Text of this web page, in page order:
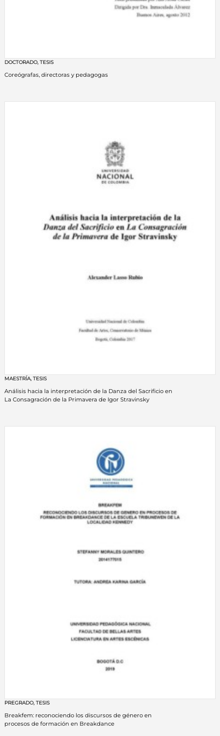
DOCTORADO, TESIS
Coreógrafas, directoras y pedagogas
MAESTRÍA, TESIS
Análisis hacia la interpretación de la Danza del Sacrificio en
La Consagración de la Primavera de Igor Stravinsky
PREGRADO, TESIS
Breakfem: reconociendo los discursos de género en
procesos de formación en Breakdance